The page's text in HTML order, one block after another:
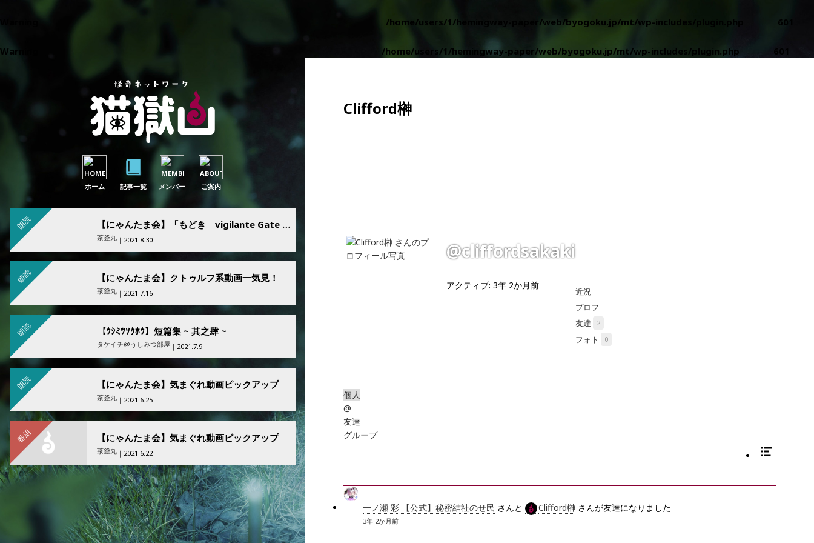
: Parameter 1 to wp_default_scripts() expected to be a reference, value given in /home/users/1/hemingway-paper/web/byogoku.jp/mt/wp-includes/plugin.php 601
Warning /home/users/1/hemingway-paper/web/byogoku.jp/mt/wp-includes/plugin.php 601
ホーム 記事一覧 メンバー ご案内
朗読 【にゃんたま会】「もどき vigilante Gate of Hell 第2話 混沌の迷宮」
茶釜丸 ｜2021.8.30
朗読 【にゃんたま会】クトゥルフ系動画一気見！
茶釜丸 ｜2021.7.16
朗読 【ｳｼﾐﾂｿｸﾎｳ】短篇集 ~ 其之肆 ~
タケイチ@うしみつ部屋 ｜2021.7.9
朗読 【にゃんたま会】気まぐれ動画ピックアップ
茶釜丸 ｜2021.6.25
番組 【にゃんたま会】気まぐれ動画ピックアップ
茶釜丸 ｜2021.6.22
Clifford榊
@cliffordsakaki
アクティブ: 3年 2か月前
2
0
個人
@
友達
グループ
一ノ瀬 彩 【公式】秘密結社のせ民 さんと Clifford榊 さんが友達になりました
3年 2か月前